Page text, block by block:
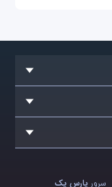
سرور پارس پک